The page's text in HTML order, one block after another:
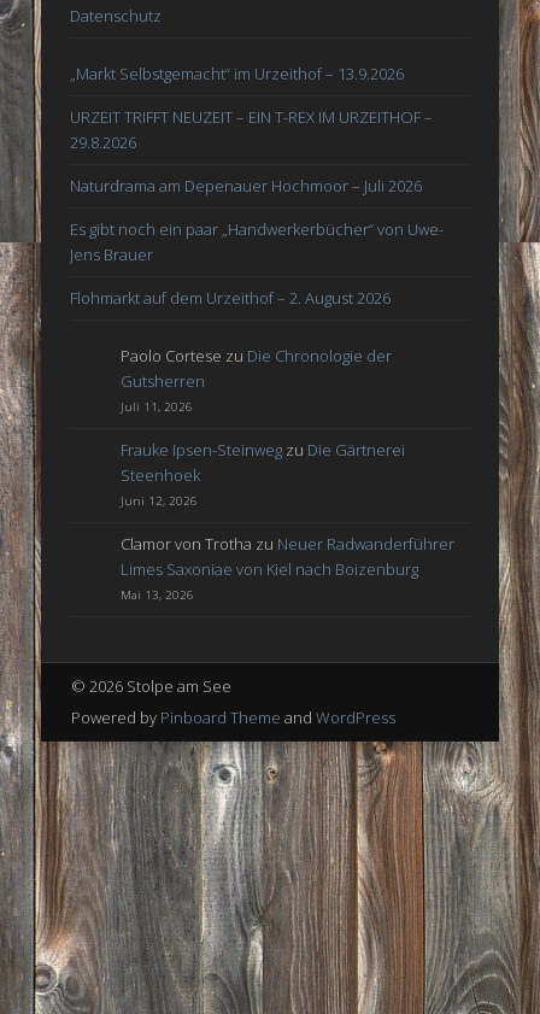
Datenschutz
„Markt Selbstgemacht“ im Urzeithof – 13.9.2026
URZEIT TRIFFT NEUZEIT – EIN T-REX IM URZEITHOF –
29.8.2026
Naturdrama am Depenauer Hochmoor – Juli 2026
Es gibt noch ein paar „Handwerkerbücher“ von Uwe-
Jens Brauer
Flohmarkt auf dem Urzeithof – 2. August 2026
Paolo Cortese zu Die Chronologie der
Gutsherren
Juli 11, 2026
Frauke Ipsen-Steinweg zu Die Gärtnerei
Steenhoek
Juni 12, 2026
Clamor von Trotha zu Neuer Radwanderführer
Limes Saxoniae von Kiel nach Boizenburg
Mai 13, 2026
© 2026 Stolpe am See
Powered by Pinboard Theme and WordPress